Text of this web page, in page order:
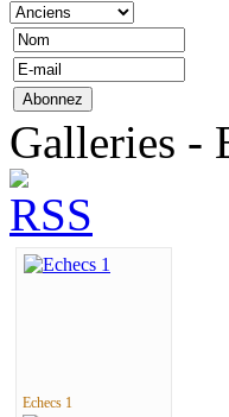
Galleries -
Echecs 1